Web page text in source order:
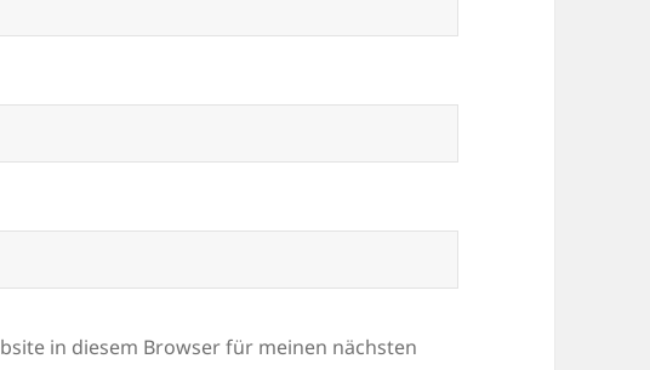
in diesem Browser für meinen nächsten